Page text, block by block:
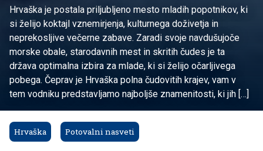
Hrvaška je postala priljubljeno mesto mladih popotnikov, ki
si želijo koktajl vznemirjenja, kulturnega doživetja in
neprekosljive večerne zabave. Zaradi svoje navdušujoče
morske obale, starodavnih mest in skritih čudes je ta
država optimalna izbira za mlade, ki si želijo očarljivega
pobega. Čeprav je Hrvaška polna čudovitih krajev, vam v
tem vodniku predstavljamo najboljše znamenitosti, ki jih […]
Hrvaška Potovalni nasveti